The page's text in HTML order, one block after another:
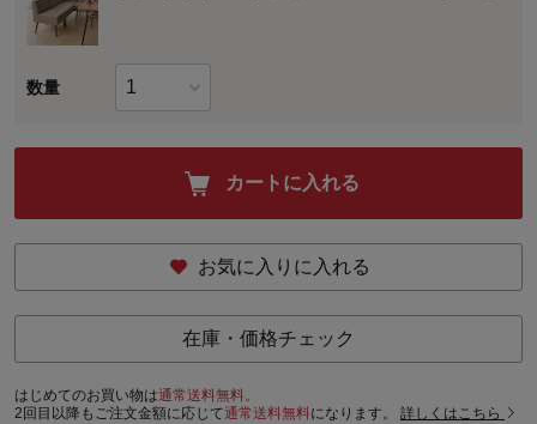
数量
カートに入れる
お気に入りに入れる
在庫・価格チェック
はじめてのお買い物は通常送料無料。
2回目以降もご注文金額に応じて通常送料無料になります。 詳しくはこちら